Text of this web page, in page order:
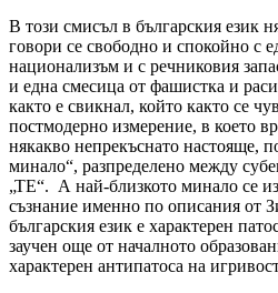
В този смисъл в българския език
говори се свободно и спокойно с
национализъм и с речниковия
и една смесица от фашистка и
както е свикнал, който както се
постмодерно измерение, в което
някакво непрекъснато настояще,
минало“, разпределено между
„ТЕ“. А най-близкото минало се
съзнание именно по описания от
българския език е характерен
заучен още от началното
характерен антипатоса на